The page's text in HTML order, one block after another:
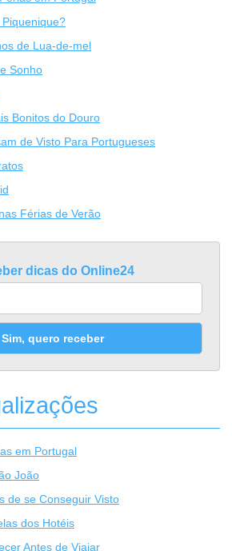
de Lua-de-mel
Sonho
Bonitos do Douro
de Visto Para Portugueses
Férias de Verão
dicas do Online24
Sim, quero receber
em Portugal
João
de se Conseguir Visto
dos Hotéis
Antes de Viajar